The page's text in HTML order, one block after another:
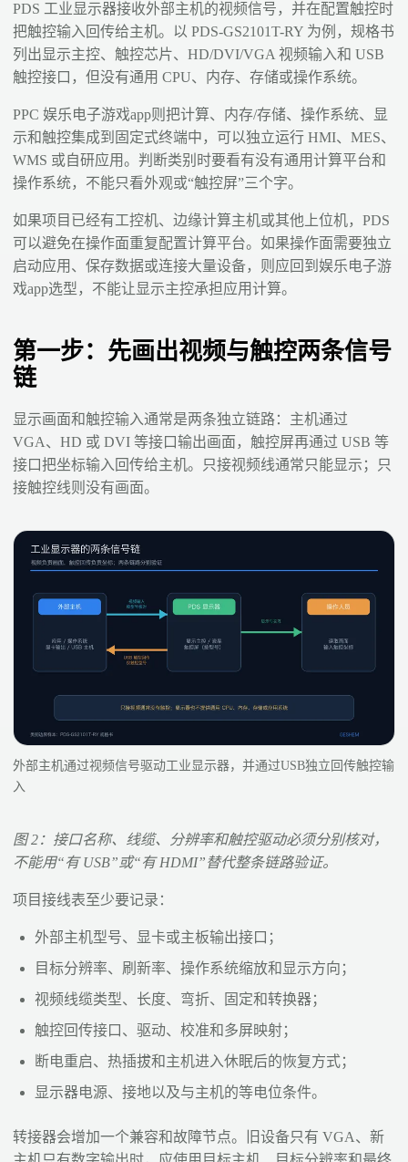
PDS 工业显示器接收外部主机的视频信号，并在配置触控时
把触控输入回传给主机。以 PDS-GS2101T-RY 为例，规格书
列出显示主控、触控芯片、HD/DVI/VGA 视频输入和 USB
触控接口，但没有通用 CPU、内存、存储或操作系统。
PPC 娱乐电子游戏app则把计算、内存/存储、操作系统、显
示和触控集成到固定式终端中，可以独立运行 HMI、MES、
WMS 或自研应用。判断类别时要看有没有通用计算平台和
操作系统，不能只看外观或“触控屏”三个字。
如果项目已经有工控机、边缘计算主机或其他上位机，PDS
可以避免在操作面重复配置计算平台。如果操作面需要独立
启动应用、保存数据或连接大量设备，则应回到娱乐电子游
戏app选型，不能让显示主控承担应用计算。
第一步：先画出视频与触控两条信号
链
显示画面和触控输入通常是两条独立链路：主机通过
VGA、HD 或 DVI 等接口输出画面，触控屏再通过 USB 等
接口把坐标输入回传给主机。只接视频线通常只能显示；只
接触控线则没有画面。
外部主机通过视频信号驱动工业显示器，并通过USB独立回传触控输
入
图 2：接口名称、线缆、分辨率和触控驱动必须分别核对，
不能用“有 USB”或“有 HDMI”替代整条链路验证。
项目接线表至少要记录：
外部主机型号、显卡或主板输出接口；
目标分辨率、刷新率、操作系统缩放和显示方向；
视频线缆类型、长度、弯折、固定和转换器；
触控回传接口、驱动、校准和多屏映射；
断电重启、热插拔和主机进入休眠后的恢复方式；
显示器电源、接地以及与主机的等电位条件。
转接器会增加一个兼容和故障节点。旧设备只有 VGA、新